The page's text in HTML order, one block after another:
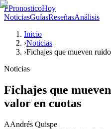
PPronosticoHoy
NoticiasGuíasReseñasAnálisis
Inicio
›Noticias
›Fichajes que mueven
Noticias
Fichajes que
valor en cuotas
AAndrés Quispe